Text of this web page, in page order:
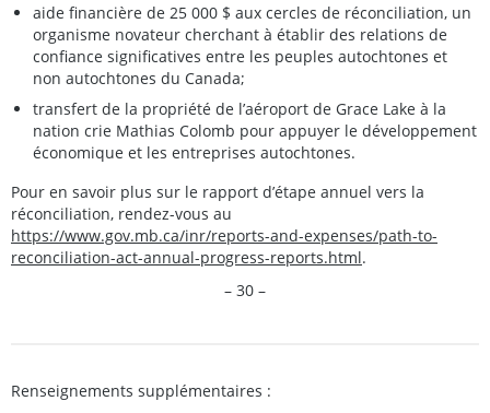
aide financière de 25 000 $ aux cercles de réconciliation, un
organisme novateur cherchant à établir des relations de
confiance significatives entre les peuples autochtones et
non autochtones du Canada;
transfert de la propriété de l’aéroport de Grace Lake à la
nation crie Mathias Colomb pour appuyer le développement
économique et les entreprises autochtones.
Pour en savoir plus sur le rapport d’étape annuel vers la
réconciliation, rendez-vous au
https://www.gov.mb.ca/inr/reports-and-expenses/path-to-
reconciliation-act-annual-progress-reports.html.
– 30 –
Renseignements supplémentaires :